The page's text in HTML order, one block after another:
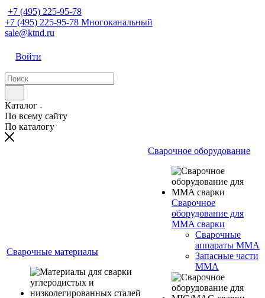
+7 (495) 225-95-78
+7 (495) 225-95-78 Многоканальный
sale@ktnd.ru
Войти
Каталог
По всему сайту
По каталогу
Сварочные материалы
Сварочное оборудование
Сварочное
оборудование для
MMA сварки
Сварочные
аппараты MMA
Запасные части
MMA